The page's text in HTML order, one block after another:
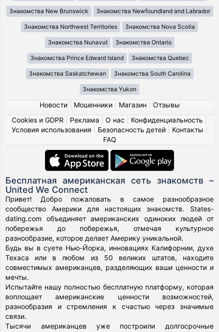
Знакомства New Brunswick Знакомства Newfoundland and Labrador
Знакомства Northwest Territories Знакомства Nova Scotia
Знакомства Nunavut Знакомства Ontario
Знакомства Prince Edward Island Знакомства Quebec
Знакомства Saskatchewan Знакомства South Carolina
Знакомства Yukon
Новости| Мошенники| Магазин
Отзывы
Cookies и GDPR
Реклама О нас Конфиденциальность
Условия использования
Безопасность детей| Контакты
FAQ
Бесплатная американская сеть знакомств –
United We Connect
Привет! Добро пожаловать в самое разнообразное
сообщество Америки для настоящих знакомств. States-
dating.com объединяет американских одиноких людей от
побережья до побережья, отмечая культурное
разнообразие, которое делает Америку уникальной.
Будь вы в суете Нью-Йорка, инновациях Калифорнии, духе
Техаса или в любом из 50 великих штатов, находите
совместимых американцев, разделяющих ваши ценности и
мечты.
Испытайте нашу полностью бесплатную платформу, которая
воплощает американские ценности возможностей,
разнообразия и стремления к счастью через значимые
связи.
Тысячи американцев уже построили долгосрочные